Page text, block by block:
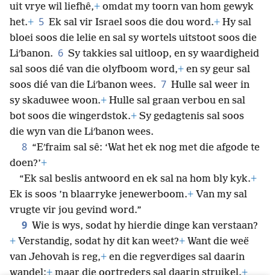
uit vrye wil liefhê,+ omdat my toorn van hom gewyk
het.+ 5 Ek sal vir Israel soos die dou word.+ Hy sal
bloei soos die lelie en sal sy wortels uitstoot soos die
Liʹbanon. 6 Sy takkies sal uitloop, en sy waardigheid
sal soos dié van die olyfboom word,+ en sy geur sal
soos dié van die Liʹbanon wees. 7 Hulle sal weer in
sy skaduwee woon.+ Hulle sal graan verbou en sal
bot soos die wingerdstok.+ Sy gedagtenis sal soos
die wyn van die Liʹbanon wees.
8 “Eʹfraim sal sê: ‘Wat het ek nog met die afgode te
doen?’+
“Ek sal beslis antwoord en ek sal na hom bly kyk.+
Ek is soos ’n blaarryke jenewerboom.+ Van my sal
vrugte vir jou gevind word.”
9 Wie is wys, sodat hy hierdie dinge kan verstaan?
+ Verstandig, sodat hy dit kan weet?+ Want die weë
van Jehovah is reg,+ en die regverdiges sal daarin